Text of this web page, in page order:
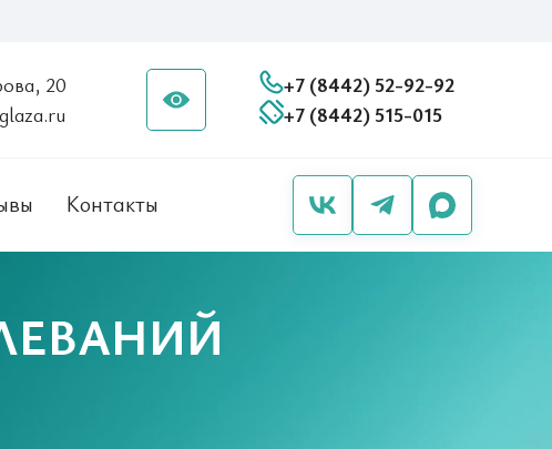
20
+7 (8442) 52-92-92
+7 (8442) 515-015
Контакты